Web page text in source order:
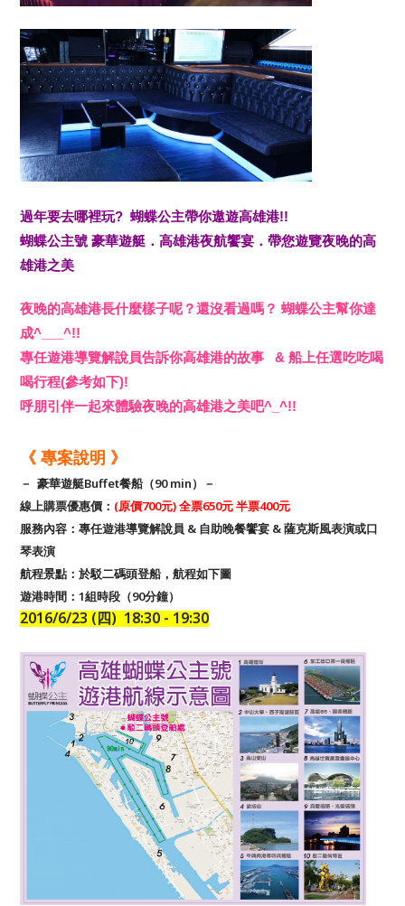
過年要去哪裡玩? 蝴蝶公主帶你遨遊高雄港!!
蝴蝶公主號 豪華遊艇．高雄港夜航饗宴．帶您遊覽夜晚的高
雄港之美
夜晚的高雄港長什麼樣子呢？還沒看過嗎？ 蝴蝶公主幫你達
成^___^!!
專任遊港導覽解說員告訴你高雄港的故事 & 船上任選吃吃喝
喝行程(參考如下)!
呼朋引伴一起來體驗夜晚的高雄港之美吧^_^!!
《 專案說明 》
－ 豪華遊艇Buffet餐船（90 min）－
線上購票優惠價： (原價700元)全票650元 半票400元
服務內容：專任遊港導覽解說員 & 自助晚餐饗宴 & 薩克斯風表演或口
琴表演
航程景點：於駁二碼頭登船，航程如下圖
遊港時間：1組時段（90分鐘）
2016/6/23 (四) 18:30 - 19:30